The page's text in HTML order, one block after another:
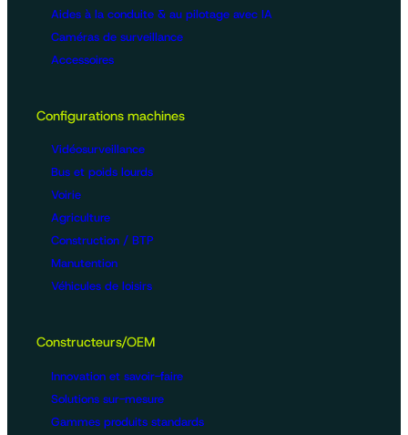
Aides à la conduite & au pilotage avec IA
Caméras de surveillance
Accessoires
Configurations machines
Vidéosurveillance
Bus et poids lourds
Voirie
Agriculture
Construction / BTP
Manutention
Véhicules de loisirs
Constructeurs/OEM
Innovation et savoir-faire
Solutions sur-mesure
Gammes produits standards